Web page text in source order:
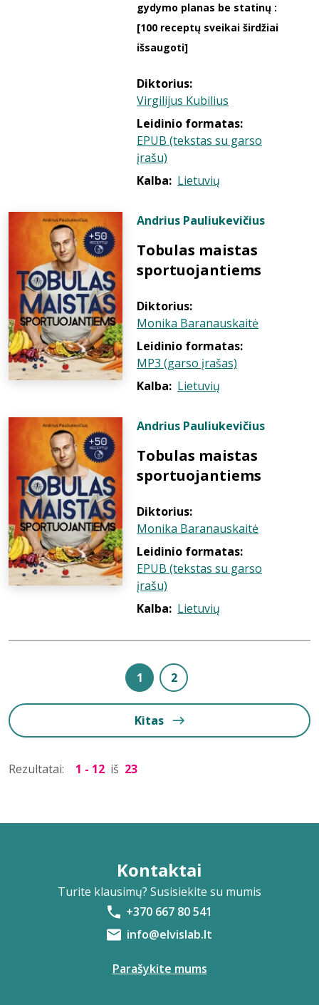
gydymo planas be statinų :
[100 receptų sveikai širdžiai
išsaugoti]
Diktorius:
Virgilijus Kubilius
Leidinio formatas:
EPUB (tekstas su garso
įrašu)
Kalba: Lietuvių
Andrius Pauliukevičius
Tobulas maistas
sportuojantiems
Diktorius:
Monika Baranauskaitė
Leidinio formatas:
MP3 (garso įrašas)
Kalba: Lietuvių
Andrius Pauliukevičius
Tobulas maistas
sportuojantiems
Diktorius:
Monika Baranauskaitė
Leidinio formatas:
EPUB (tekstas su garso
įrašu)
Kalba: Lietuvių
1 2
Kitas
Rezultatai: 1 - 12 iš 23
Kontaktai
Turite klausimų? Susisiekite su mumis
+370 667 80 541
info@elvislab.lt
Parašykite mums